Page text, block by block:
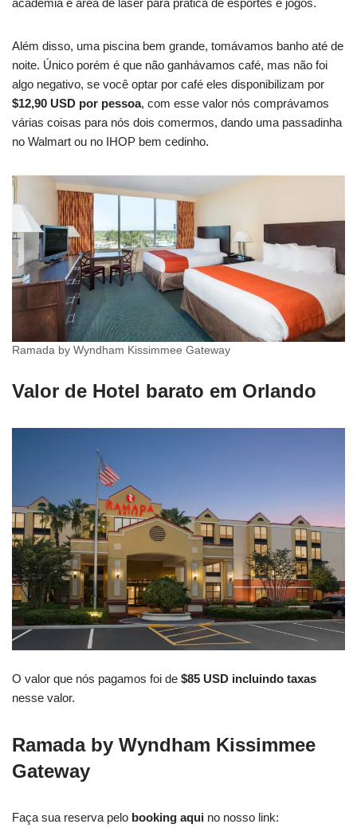
academia e área de laser para prática de esportes e jogos.
Além disso, uma piscina bem grande, tomávamos banho até de
noite. Único porém é que não ganhávamos café, mas não foi
algo negativo, se você optar por café eles disponibilizam por
$12,90 USD por pessoa, com esse valor nós comprávamos
várias coisas para nós dois comermos, dando uma passadinha
no Walmart ou no IHOP bem cedinho.
Ramada by Wyndham Kissimmee Gateway
Valor de Hotel barato em Orlando
O valor que nós pagamos foi de $85 USD incluindo taxas
nesse valor.
Ramada by Wyndham Kissimmee
Gateway
Faça sua reserva pelo booking aqui no nosso link: